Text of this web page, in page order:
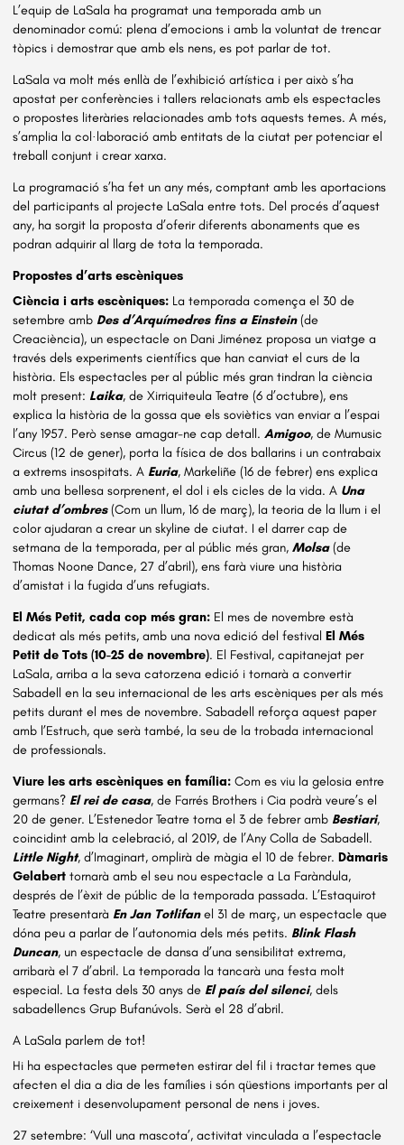
L’equip de LaSala ha programat una temporada amb un
denominador comú: plena d’emocions i amb la voluntat de trencar
tòpics i demostrar que amb els nens, es pot parlar de tot.
LaSala va molt més enllà de l’exhibició artística i per això s’ha
apostat per conferències i tallers relacionats amb els espectacles
o propostes literàries relacionades amb tots aquests temes. A més,
s’amplia la col·laboració amb entitats de la ciutat per potenciar el
treball conjunt i crear xarxa.
La programació s’ha fet un any més, comptant amb les aportacions
del participants al projecte LaSala entre tots. Del procés d’aquest
any, ha sorgit la proposta d’oferir diferents abonaments que es
podran adquirir al llarg de tota la temporada.
Propostes d’arts escèniques
Ciència i arts escèniques: La temporada comença el 30 de
setembre amb Des d’Arquímedres fins a Einstein (de
Creaciència), un espectacle on Dani Jiménez proposa un viatge a
través dels experiments científics que han canviat el curs de la
història. Els espectacles per al públic més gran tindran la ciència
molt present: Laika, de Xirriquiteula Teatre (6 d’octubre), ens
explica la història de la gossa que els soviètics van enviar a l’espai
l’any 1957. Però sense amagar-ne cap detall.Amigoo, de Mumusic
Circus (12 de gener), porta la física de dos ballarins i un contrabaix
a extrems insospitats. A Euria, Markeliñe (16 de febrer) ens explica
amb una bellesa sorprenent, el dol i els cicles de la vida. A Una
ciutat d’ombres(Com un llum, 16 de març), la teoria de la llum i el
color ajudaran a crear un skyline de ciutat. I el darrer cap de
setmana de la temporada, per al públic més gran,Molsa(de
Thomas Noone Dance, 27 d’abril), ens farà viure una història
d’amistat i la fugida d’uns refugiats.
El Més Petit, cada cop més gran: El mes de novembre està
dedicat als més petits, amb una nova edició del festivalEl Més
Petit de Tots (10-25 de novembre). El Festival, capitanejat per
LaSala, arriba a la seva catorzena edició i tornarà a convertir
Sabadell en la seu internacional de les arts escèniques per als més
petits durant el mes de novembre. Sabadell reforça aquest paper
amb l’Estruch, que serà també, la seu de la trobada internacional
de professionals.
Viure les arts escèniques en família: Com es viu la gelosia entre
germans? El rei de casa, de Farrés Brothers i Cia podrà veure’s el
20 de gener. L’Estenedor Teatre torna el 3 de febrer amb Bestiari,
coincidint amb la celebració, al 2019, de l’Any Colla de Sabadell.
Little Night, d’Imaginart, omplirà de màgia el 10 de febrer.Dàmaris
Gelabert tornarà amb el seu nou espectacle a La Faràndula,
després de l’èxit de públic de la temporada passada. L’Estaquirot
Teatre presentarà En Jan Totlifanel 31 de març, un espectacle que
dóna peu a parlar de l’autonomia dels més petits. Blink Flash
Duncan, un espectacle de dansa d’una sensibilitat extrema,
arribarà el 7 d’abril. La temporada la tancarà una festa molt
especial. La festa dels 30 anys de El país del silenci, dels
sabadellencs Grup Bufanúvols. Serà el 28 d’abril.
A LaSala parlem de tot!
Hi ha espectacles que permeten estirar del fil i tractar temes que
afecten el dia a dia de les famílies i són qüestions importants per al
creixement i desenvolupament personal de nens i joves.
27 setembre: ‘Vull una mascota’, activitat vinculada a l’espectacle